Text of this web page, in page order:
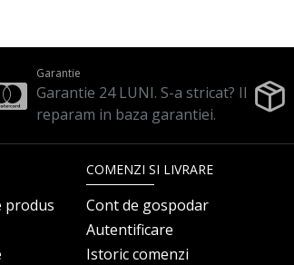
Garantie
Garantie 24 LUNI. S-a stricat? Il
reparam in baza garantiei.
produs
COMENZI SI LIVRARE
Cont de gospodar
Autentificare
Istoric comenzi